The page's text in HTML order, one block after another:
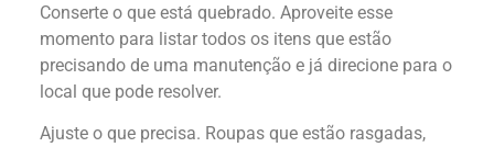
Conserte o que está quebrado. Aproveite esse
momento para listar todos os itens que estão
precisando de uma manutenção e já direcione para o
local que pode resolver.
Ajuste o que precisa. Roupas que estão rasgadas,